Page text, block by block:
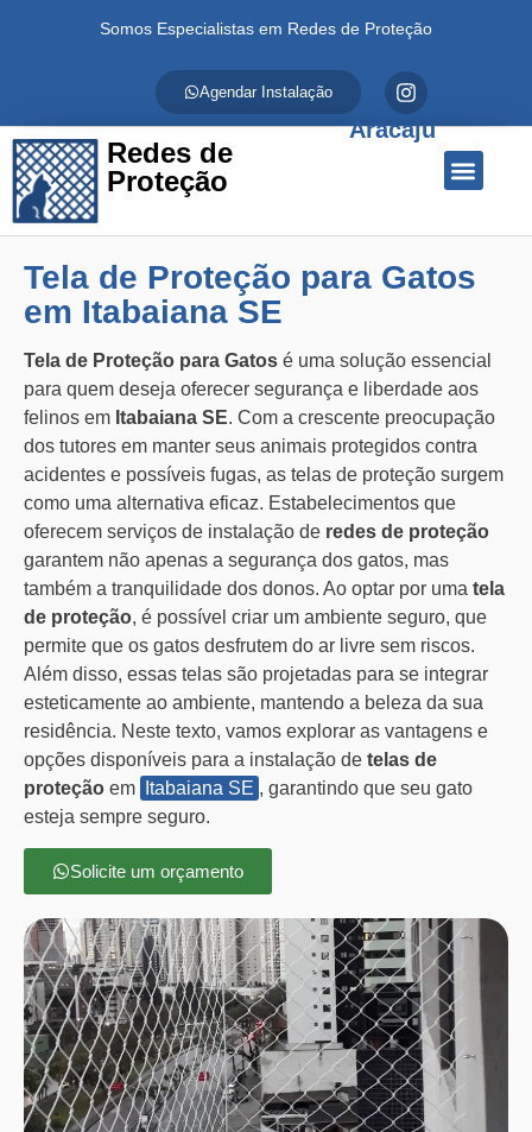
Somos Especialistas em Redes de Proteção
Agendar Instalação
Redes de
Proteção
Aracaju
Tela de Proteção para Gatos
em Itabaiana SE
Tela de Proteção para Gatos é uma solução essencial
para quem deseja oferecer segurança e liberdade aos
felinos em Itabaiana SE. Com a crescente preocupação
dos tutores em manter seus animais protegidos contra
acidentes e possíveis fugas, as telas de proteção surgem
como uma alternativa eficaz. Estabelecimentos que
oferecem serviços de instalação de redes de proteção
garantem não apenas a segurança dos gatos, mas
também a tranquilidade dos donos. Ao optar por uma tela
de proteção, é possível criar um ambiente seguro, que
permite que os gatos desfrutem do ar livre sem riscos.
Além disso, essas telas são projetadas para se integrar
esteticamente ao ambiente, mantendo a beleza da sua
residência. Neste texto, vamos explorar as vantagens e
opções disponíveis para a instalação de telas de
proteção em Itabaiana SE , garantindo que seu gato
esteja sempre seguro.
Solicite um orçamento